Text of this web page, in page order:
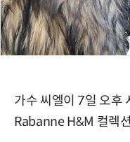
가수 씨엘이 7일 오후
Rabanne H&M 컬렉